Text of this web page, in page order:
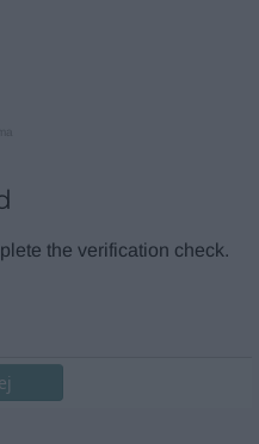
the verification check.